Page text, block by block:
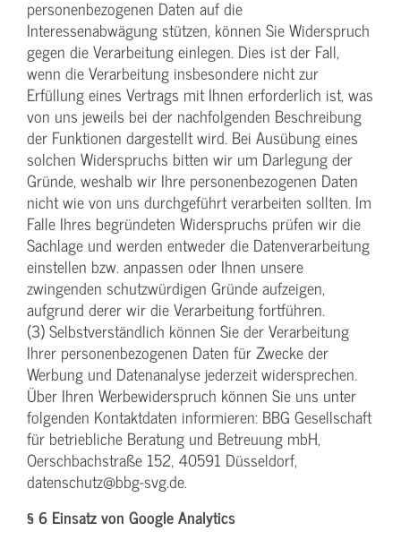
personenbezogenen Daten auf die
Interessenabwägung stützen, können Sie Widerspruch
gegen die Verarbeitung einlegen. Dies ist der Fall,
wenn die Verarbeitung insbesondere nicht zur
Erfüllung eines Vertrags mit Ihnen erforderlich ist, was
von uns jeweils bei der nachfolgenden Beschreibung
der Funktionen dargestellt wird. Bei Ausübung eines
solchen Widerspruchs bitten wir um Darlegung der
Gründe, weshalb wir Ihre personenbezogenen Daten
nicht wie von uns durchgeführt verarbeiten sollten. Im
Falle Ihres begründeten Widerspruchs prüfen wir die
Sachlage und werden entweder die Datenverarbeitung
einstellen bzw. anpassen oder Ihnen unsere
zwingenden schutzwürdigen Gründe aufzeigen,
aufgrund derer wir die Verarbeitung fortführen.
(3) Selbstverständlich können Sie der Verarbeitung
Ihrer personenbezogenen Daten für Zwecke der
Werbung und Datenanalyse jederzeit widersprechen.
Über Ihren Werbewiderspruch können Sie uns unter
folgenden Kontaktdaten informieren: BBG Gesellschaft
für betriebliche Beratung und Betreuung mbH,
Oerschbachstraße 152, 40591 Düsseldorf,
datenschutz@bbg-svg.de.
§ 6 Einsatz von Google Analytics